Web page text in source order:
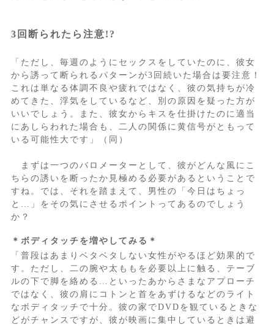
3回断られたら注意!?
「ただし、毎週のようにセックスをしていたのに、彼女
から誘って断られるパターンが3回続いた場合は要注意！
これは単なる体調不良や疲れではなく、彼の気持ちが冷
めてきた、浮気をしているなど、別の原因を疑った方が
いいでしょう。また、彼女からキスを仕掛けたのに適当
にあしらわれた場合も、二人の関係に黄信号がともって
いる可能性大です」（同）
まずは一つのバロメーターとして、彼がどんな風にこ
ちらの誘いを断ったか見極める必要があるということで
すね。では、それを踏まえて、男性の「今日はちょっ
と…」をその気にさせるポイントってあるのでしょう
か？
＊ボディタッチを増やしてみる＊
「普段はあまりベタベタしない女性がやるほど効果的で
す。ただし、二の腕や太ももを必要以上に触る、テーブ
ルの下で脚を絡める…といったあからさまなアプローチ
ではなく、彼の肩にコトンと首をあずけるなどのライト
なボディタッチで十分。彼の家でDVDを観ているときな
どがチャンスですが、彼が映画に集中しているときは避